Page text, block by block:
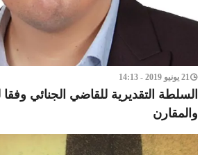
21 يونيو 2019 - 14:13
السلطة التقديرية للقاضي الجنائي
والمقارن